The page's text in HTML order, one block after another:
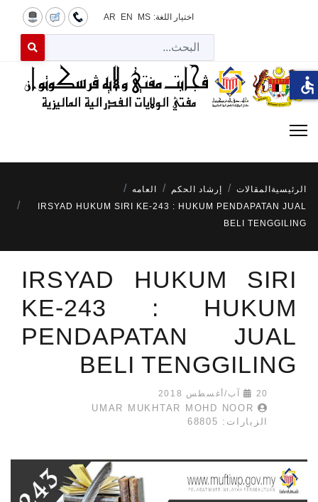
اختيار اللغة: MS
EN
AR
for results.
الرئيسية المقالات إرشاد الحكم
العامه
IRSYAD HUKUM SIRI KE-243 : HUKUM PENDAPATAN JUAL
BELI TENGGILING
IRSYAD HUKUM SIRI
KE-243 : HUKUM
PENDAPATAN JUAL
BELI TENGGILING
20 آب/أغسطس 2018
UMAR MUKHTAR MOHD NOOR
الزيارات: 68805
accessible